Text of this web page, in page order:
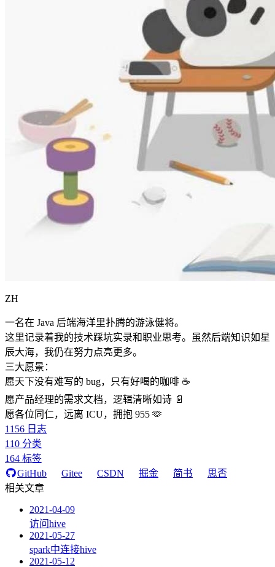
ZH
一名在 Java 后端海洋里扑腾的游泳健将。
这里记录着我的技术踩坑实录和职业思考。虽然后端知识如星
辰大海，我仍在努力点亮更多。
三大愿景：
愿天下没有难写的 bug，只有好喝的咖啡 ☕️
愿产品经理的需求文档，逻辑清晰如诗 📄
愿各位同仁，远离 ICU，拥抱 955 🫶
1156 日志
110 分类
164 标签
GitHub
Gitee CSDN 掘金 简书
思否
相关文章
2021-04-09
访问hive
2021-05-27
spark中连接hive
2021-05-12